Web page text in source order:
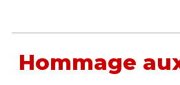
Hommage